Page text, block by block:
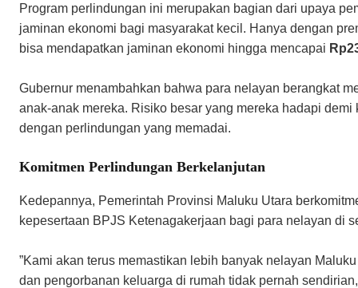
​Program perlindungan ini merupakan bagian dari upaya
jaminan ekonomi bagi masyarakat kecil. Hanya dengan
bisa mendapatkan jaminan ekonomi hingga mencapai
​Gubernur menambahkan bahwa para nelayan berangkat
anak-anak mereka. Risiko besar yang mereka hadapi
dengan perlindungan yang memadai.
Komitmen Perlindungan Berkelanjutan
​Kedepannya, Pemerintah Provinsi Maluku Utara
kepesertaan BPJS Ketenagakerjaan bagi para nelayan di
​”Kami akan terus memastikan lebih banyak nelayan
dan pengorbanan keluarga di rumah tidak pernah